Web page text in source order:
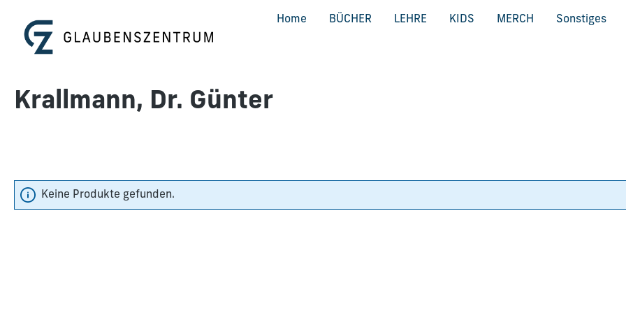
Home BÜCHER LEHRE KIDS MERCH Sonstiges
Krallmann, Dr. Günter
Keine Produkte gefunden.